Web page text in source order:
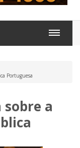
Portuguesa
a